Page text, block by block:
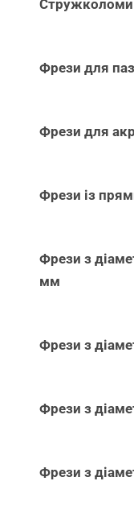
Стружколоми
Фрези для
Фрези для
Фрези із
Фрези з
мм
Фрези з
Фрези з
Фрези з